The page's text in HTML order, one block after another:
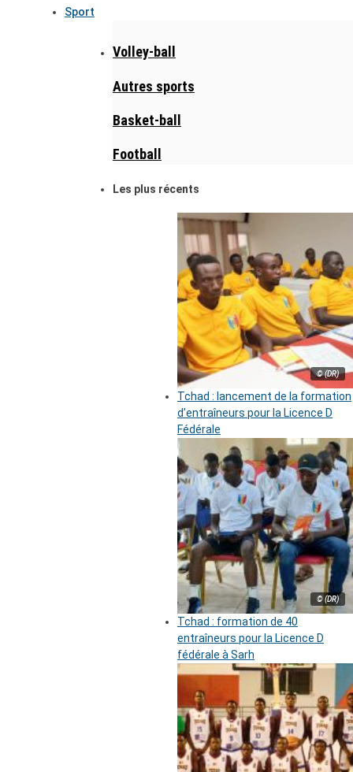
Sport
Volley-ball
Autres sports
Basket-ball
Football
Les plus récents
© (DR)
Tchad : lancement de la formation
d’entraîneurs pour la Licence D
Fédérale
© (DR)
Tchad : formation de 40
entraîneurs pour la Licence D
fédérale à Sarh